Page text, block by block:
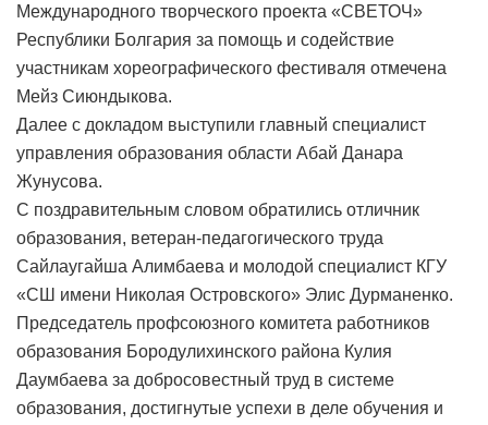
Международного творческого проекта «СВЕТОЧ»
Республики Болгария за помощь и содействие
участникам хореографического фестиваля отмечена
Мейз Сиюндыкова.
Далее с докладом выступили главный специалист
управления образования области Абай Данара
Жунусова.
С поздравительным словом обратились отличник
образования, ветеран-педагогического труда
Сайлаугайша Алимбаева и молодой специалист КГУ
«СШ имени Николая Островского» Элис Дурманенко.
Председатель профсоюзного комитета работников
образования Бородулихинского района Кулия
Даумбаева за добросовестный труд в системе
образования, достигнутые успехи в деле обучения и